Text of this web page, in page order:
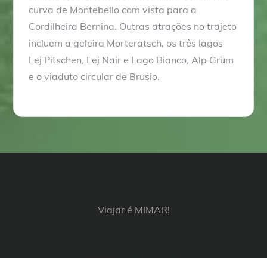
curva de Montebello com vista para a
Cordilheira Bernina. Outras atrações no trajeto
incluem a geleira Morteratsch, os três lagos
Lej Pitschen, Lej Nair e Lago Bianco, Alp Grüm
e o viaduto circular de Brusio.
Viajar é MIMAR!